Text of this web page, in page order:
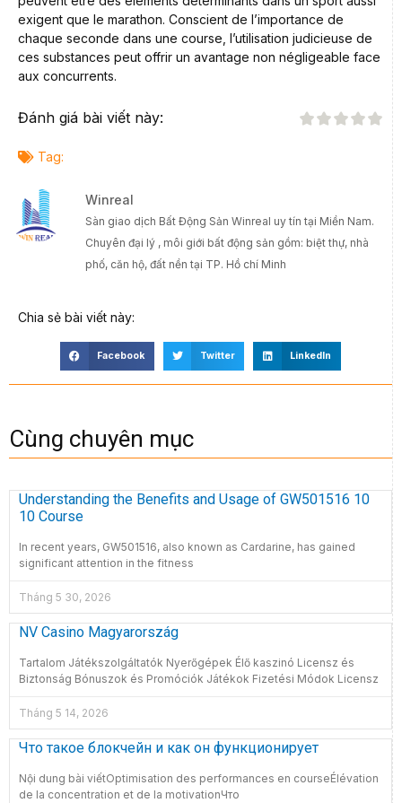
exigent que le marathon. Conscient de l’importance de
chaque seconde dans une course, l’utilisation judicieuse de
ces substances peut offrir un avantage non négligeable face
aux concurrents.
Đánh giá bài viết này:
Tag:
Winreal
Sàn giao dịch Bất Động Sản Winreal uy tín tại Miền Nam.
Chuyên đại lý , môi giới bất động sản gồm: biệt thự, nhà
phố, căn hộ, đất nền tại TP. Hồ chí Minh
Chia sẻ bài viết này:
Facebook Twitter LinkedIn
Cùng chuyên mục
Understanding the Benefits and Usage of GW501516 10
10 Course
In recent years, GW501516, also known as Cardarine, has gained
significant attention in the fitness
Tháng 5 30, 2026
NV Casino Magyarország
Tartalom Játékszolgáltatók Nyerőgépek Élő kaszinó Licensz és
Biztonság Bónuszok és Promóciók Játékok Fizetési Módok Licensz
Tháng 5 14, 2026
Что такое блокчейн и как он функционирует
Nội dung bài viếtOptimisation des performances en courseÉlévation
de la concentration et de la motivationЧто